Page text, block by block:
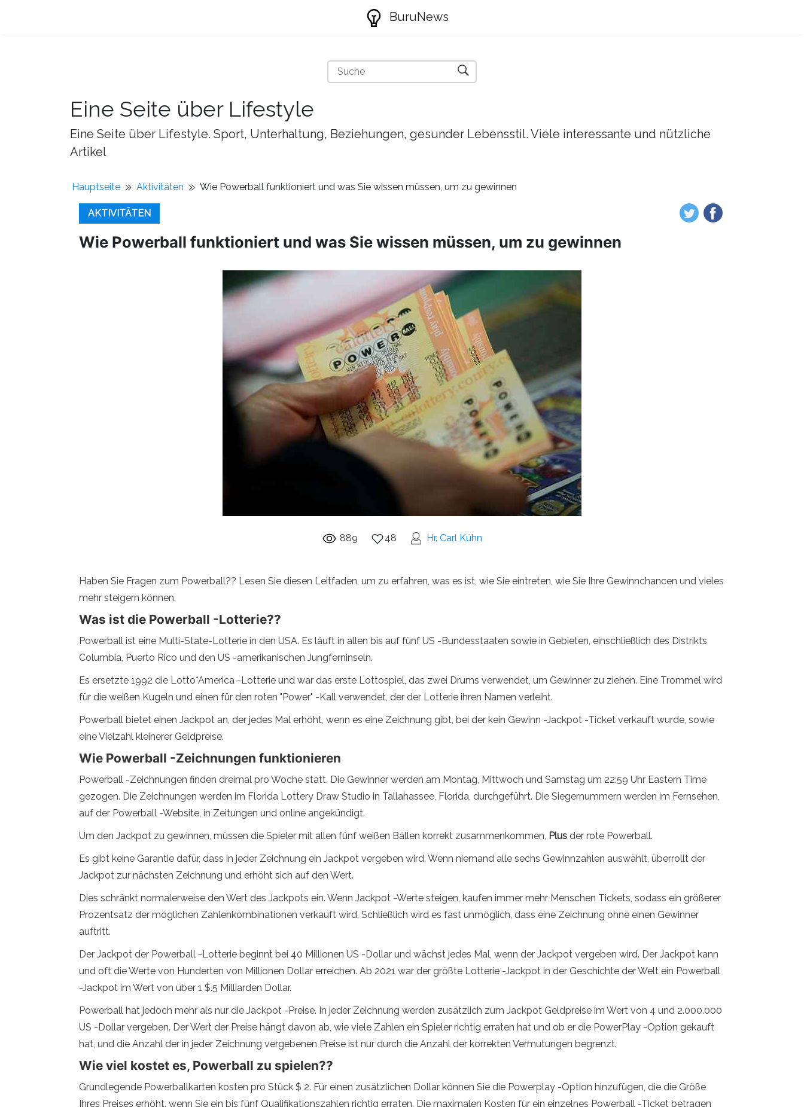
BuruNews
Eine Seite über Lifestyle
Eine Seite über Lifestyle. Sport, Unterhaltung, Beziehungen, gesunder Lebensstil. Viele interessante und nützliche
Artikel
Hauptseite Aktivitäten Wie Powerball funktioniert und was Sie wissen müssen, um zu gewinnen
AKTIVITÄTEN
Wie Powerball funktioniert und was Sie wissen müssen, um zu gewinnen
889 48 Hr. Carl Kúhn
Haben Sie Fragen zum Powerball?? Lesen Sie diesen Leitfaden, um zu erfahren, was es ist, wie Sie eintreten, wie Sie Ihre Gewinnchancen und vieles
mehr steigern können.
Was ist die Powerball -Lotterie??
Powerball ist eine Multi-State-Lotterie in den USA. Es läuft in allen bis auf fünf US -Bundesstaaten sowie in Gebieten, einschließlich des Distrikts
Columbia, Puerto Rico und den US -amerikanischen Jungferninseln.
Es ersetzte 1992 die Lotto*America -Lotterie und war das erste Lottospiel, das zwei Drums verwendet, um Gewinner zu ziehen. Eine Trommel wird
für die weißen Kugeln und einen für den roten "Power" -Kall verwendet, der der Lotterie ihren Namen verleiht.
Powerball bietet einen Jackpot an, der jedes Mal erhöht, wenn es eine Zeichnung gibt, bei der kein Gewinn -Jackpot -Ticket verkauft wurde, sowie
eine Vielzahl kleinerer Geldpreise.
Wie Powerball -Zeichnungen funktionieren
Powerball -Zeichnungen finden dreimal pro Woche statt. Die Gewinner werden am Montag, Mittwoch und Samstag um 22:59 Uhr Eastern Time
gezogen. Die Zeichnungen werden im Florida Lottery Draw Studio in Tallahassee, Florida, durchgeführt. Die Siegernummern werden im Fernsehen,
auf der Powerball -Website, in Zeitungen und online angekündigt.
Um den Jackpot zu gewinnen, müssen die Spieler mit allen fünf weißen Bällen korrekt zusammenkommen, Plus der rote Powerball.
Es gibt keine Garantie dafür, dass in jeder Zeichnung ein Jackpot vergeben wird. Wenn niemand alle sechs Gewinnzahlen auswählt, überrollt der
Jackpot zur nächsten Zeichnung und erhöht sich auf den Wert.
Dies schränkt normalerweise den Wert des Jackpots ein. Wenn Jackpot -Werte steigen, kaufen immer mehr Menschen Tickets, sodass ein größerer
Prozentsatz der möglichen Zahlenkombinationen verkauft wird. Schließlich wird es fast unmöglich, dass eine Zeichnung ohne einen Gewinner
auftritt.
Der Jackpot der Powerball -Lotterie beginnt bei 40 Millionen US -Dollar und wächst jedes Mal, wenn der Jackpot vergeben wird. Der Jackpot kann
und oft die Werte von Hunderten von Millionen Dollar erreichen. Ab 2021 war der größte Lotterie -Jackpot in der Geschichte der Welt ein Powerball
-Jackpot im Wert von über 1 $.5 Milliarden Dollar.
Powerball hat jedoch mehr als nur die Jackpot -Preise. In jeder Zeichnung werden zusätzlich zum Jackpot Geldpreise im Wert von 4 und 2.000.000
US -Dollar vergeben. Der Wert der Preise hängt davon ab, wie viele Zahlen ein Spieler richtig erraten hat und ob er die PowerPlay -Option gekauft
hat, und die Anzahl der in jeder Zeichnung vergebenen Preise ist nur durch die Anzahl der korrekten Vermutungen begrenzt.
Wie viel kostet es, Powerball zu spielen??
Grundlegende Powerballkarten kosten pro Stück $ 2. Für einen zusätzlichen Dollar können Sie die Powerplay -Option hinzufügen, die die Größe
Ihres Preises erhöht, wenn Sie ein bis fünf Qualifikationszahlen richtig erraten. Die maximalen Kosten für ein einzelnes Powerball -Ticket betragen